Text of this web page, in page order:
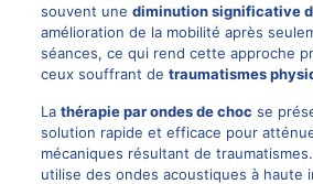
souvent une diminution significative
amélioration de la mobilité après
séances, ce qui rend cette approche
ceux souffrant de traumatismes
La thérapie par ondes de choc se
solution rapide et efficace pour
mécaniques résultant de
utilise des ondes acoustiques à haute